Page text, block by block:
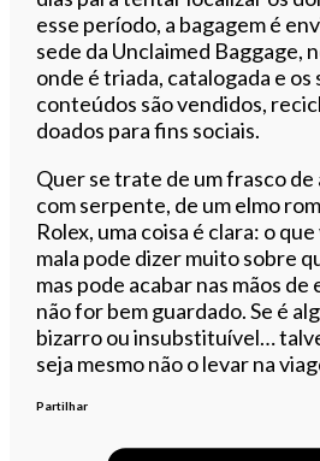
esse período, a bagagem é
sede da Unclaimed Baggage,
onde é triada, catalogada e os
conteúdos são vendidos,
doados para fins sociais.
Quer se trate de um frasco
com serpente, de um elmo
Rolex, uma coisa é clara: o
mala pode dizer muito sobre
mas pode acabar nas mãos de
não for bem guardado. Se é
bizarro ou insubstituível…
seja mesmo não o levar na
Partilhar